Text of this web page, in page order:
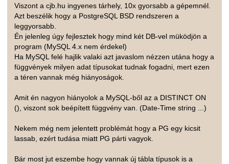
Viszont a cjb.hu ingyenes tárhely, 10x gyorsabb a gépemnél.
Azt beszélik hogy a PostgreSQL BSD rendszeren a
leggyorsabb.
Én jelenleg úgy fejlesztek hogy mind két DB-vel müködjön a
program (MySQL 4.x nem érdekel)
Ha MySQL felé hajlik valaki azt javaslom nézzen utána hogy a
függvények milyen adat típusokat tudnak fogadni, mert ezen
a téren vannak még hiányoságok.
Amit én nagyon hiányolok a MySQL-ből az a DISTINCT ON
(), viszont sok beépített függvény van. (Date-Time string ...)
Nekem még nem jelentett problémát hogy a PG egy kicsit
lassab, ezért tudása miatt PG párti vagyok.
Bár most jut eszembe hogy vannak új tábla típusok is a